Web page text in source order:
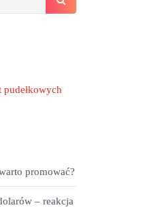
promować?
– reakcja